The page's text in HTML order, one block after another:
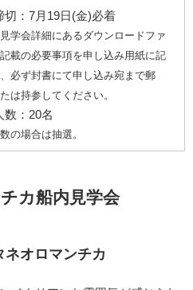
切：7月19日(金)必着
学会詳細にあるダウンロードファ
載の必要事項を申し込み用紙に記
必ず封書にて申し込み宛まで郵
は持参してください。
数：20名
の場合は抽選。
カ船内見学会
ネオロマンチカ